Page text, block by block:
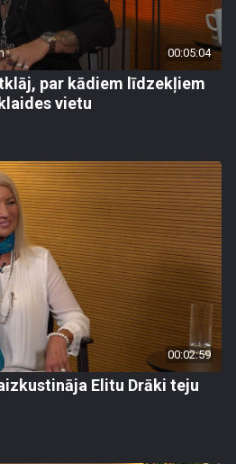
00:05:04
par kādiem līdzekļiem
vietu
00:02:59
Elitu Drāki teju